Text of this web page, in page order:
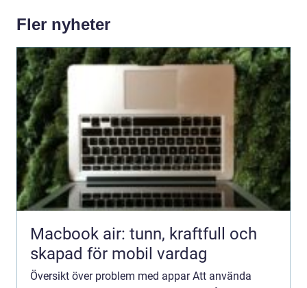
Fler nyheter
Macbook air: tunn, kraftfull och
skapad för mobil vardag
Översikt över problem med appar Att använda